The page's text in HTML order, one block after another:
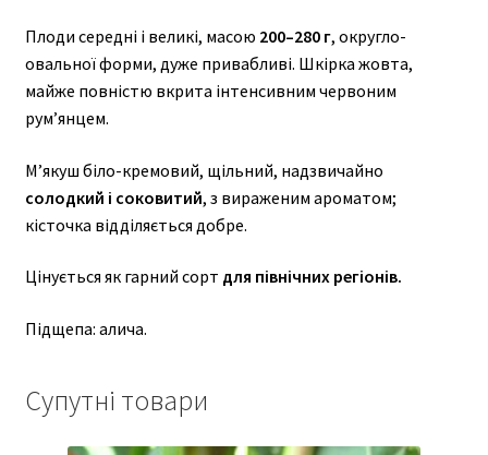
Плоди середні і великі, масою 200–280 г, округло-
овальної форми, дуже привабливі. Шкірка жовта,
майже повністю вкрита інтенсивним червоним
рум’янцем.
М’якуш біло-кремовий, щільний, надзвичайно
солодкий і соковитий, з вираженим ароматом;
кісточка відділяється добре.
Цінується як гарний сорт для північних регіонів.
Підщепа: алича.
Супутні товари